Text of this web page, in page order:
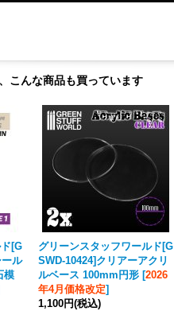
こんな商品も買っています
[G
ル
模
グリーンスタッフワールド[G
SWD-10424]クリアーアクリ
ルベース 100mm円形 [2026
年4月価格改定]
1,100円(税込)